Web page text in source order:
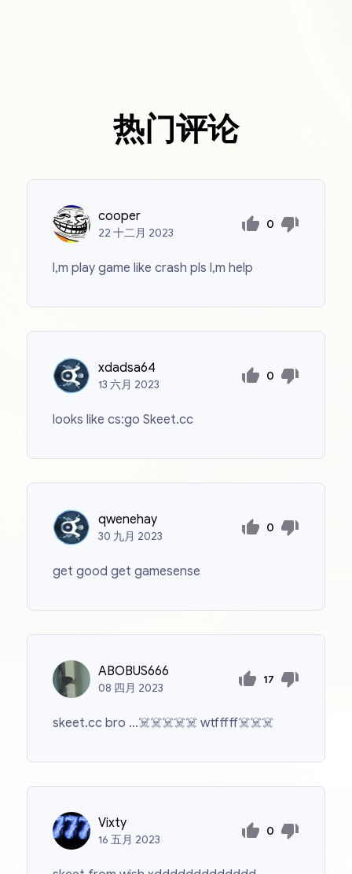
热门评论
cooper
22十二月 2023
0
l,m play game like crash pls l,m help
xdadsa64
13六月 2023
0
looks like cs:go Skeet.cc
qwenehay
30 九月 2023
0
get good get gamesense
ABOBUS666
08 四月 2023
17
skeet.cc bro ...☠️☠️☠️☠️☠️ wtfffff☠️☠️☠️
Vixty
16 五月 2023
0